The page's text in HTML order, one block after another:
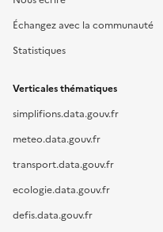
Échangez avec la communauté
Statistiques
Verticales thématiques
simplifions.data.gouv.fr
meteo.data.gouv.fr
transport.data.gouv.fr
ecologie.data.gouv.fr
defis.data.gouv.fr